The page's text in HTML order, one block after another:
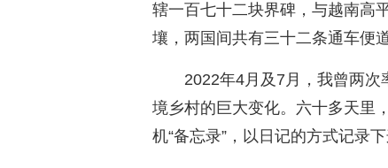
辖一百七十二块界碑，与越南高
壤，两国间共有三十二条通车便
2022年4月及7月，我曾两
境乡村的巨大变化。六十多天里
机“备忘录”，以日记的方式记录下